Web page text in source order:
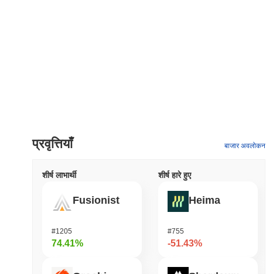
प्रवृत्तियाँ बाजार अवलोकन
शीर्ष लाभार्थी
Fusionist
#1205
74.41%
शीर्ष हारे हुए
Heima
#755
-51.43%